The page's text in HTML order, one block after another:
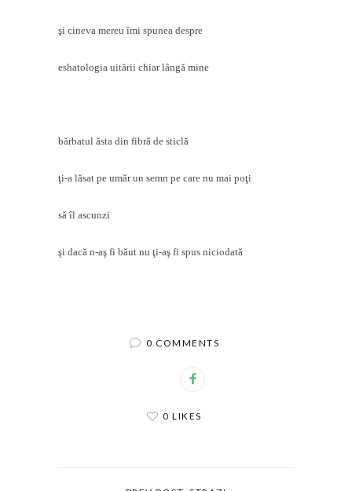
şi cineva mereu îmi spunea despre
eshatologia uitării chiar lângă mine
bărbatul ăsta din fibră de sticlă
ţi-a lăsat pe umăr un semn pe care nu mai poţi
să îl ascunzi
şi dacă n-aş fi băut nu ţi-aş fi spus niciodată
0 COMMENTS
0 LIKES